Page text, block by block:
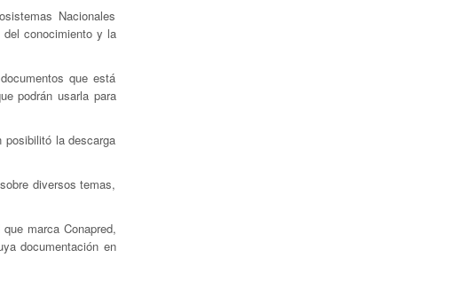
Nacionales
del conocimiento y la
que está
podrán usarla para
la descarga
diversos temas,
marca Conapred,
documentación en